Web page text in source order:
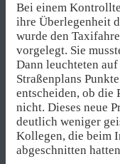
Bei einem
ihre Überlegenheit
wurde den
vorgelegt. Sie
Dann leuchteten
Straßenplans
entscheiden, ob die
nicht. Dieses neue
deutlich weniger
Kollegen, die beim
abgeschnitten